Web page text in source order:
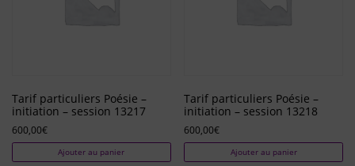
Tarif particuliers Poésie –
initiation – session 13217
600,00€
Ajouter au panier
Tarif particuliers Poésie –
initiation – session 13218
600,00€
Ajouter au panier